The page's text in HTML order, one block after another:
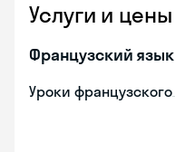
Услуги и цены
Французский язык
Уроки французского